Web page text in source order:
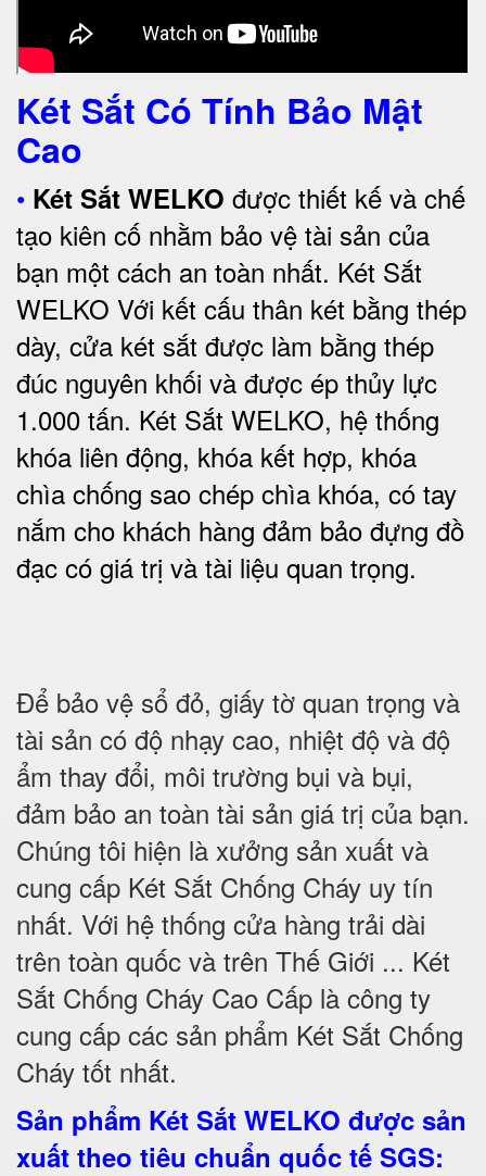
Két Sắt Có Tính Bảo Mật
Cao
• Két Sắt WELKO được thiết kế và chế
tạo kiên cố nhằm bảo vệ tài sản của
bạn một cách an toàn nhất. Két Sắt
WELKO Với kết cấu thân két bằng thép
dày, cửa két sắt được làm bằng thép
đúc nguyên khối và được ép thủy lực
1.000 tấn. Két Sắt WELKO, hệ thống
khóa liên động, khóa kết hợp, khóa
chìa chống sao chép chìa khóa, có tay
nắm cho khách hàng đảm bảo đựng đồ
đạc có giá trị và tài liệu quan trọng.
Để bảo vệ sổ đỏ, giấy tờ quan trọng và
tài sản có độ nhạy cao, nhiệt độ và độ
ẩm thay đổi, môi trường bụi và bụi,
đảm bảo an toàn tài sản giá trị của bạn.
Chúng tôi hiện là xưởng sản xuất và
cung cấp Két Sắt Chống Cháy uy tín
nhất. Với hệ thống cửa hàng trải dài
trên toàn quốc và trên Thế Giới ... Két
Sắt Chống Cháy Cao Cấp là công ty
cung cấp các sản phẩm Két Sắt Chống
Cháy tốt nhất.
Sản phẩm Két Sắt WELKO được sản
xuất theo tiêu chuẩn quốc tế SGS: